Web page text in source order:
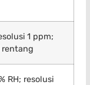
1 ppm;
rentang
RH; resolusi